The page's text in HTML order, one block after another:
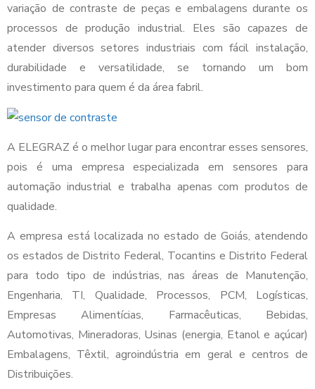
variação de contraste de peças e embalagens durante os
processos de produção industrial. Eles são capazes de
atender diversos setores industriais com fácil instalação,
durabilidade e versatilidade, se tornando um bom
investimento para quem é da área fabril.
A ELEGRAZ é o melhor lugar para encontrar esses sensores,
pois é uma empresa especializada em sensores para
automação industrial e trabalha apenas com produtos de
qualidade.
A empresa está localizada no estado de Goiás, atendendo
os estados de Distrito Federal, Tocantins e Distrito Federal
para todo tipo de indústrias, nas áreas de Manutenção,
Engenharia, TI, Qualidade, Processos, PCM, Logísticas,
Empresas Alimentícias, Farmacêuticas, Bebidas,
Automotivas, Mineradoras, Usinas (energia, Etanol e açúcar)
Embalagens, Têxtil, agroindústria em geral e centros de
Distribuições.